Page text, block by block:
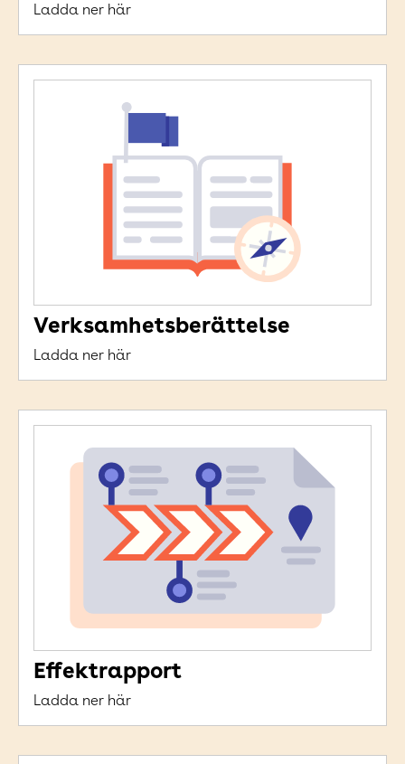
Ladda ner här
Verksamhetsberättelse
Ladda ner här
Effektrapport
Ladda ner här